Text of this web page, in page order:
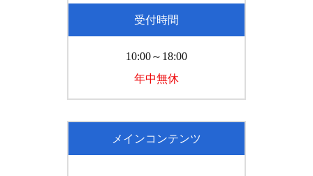
受付時間
10:00～18:00
年中無休
メインコンテンツ